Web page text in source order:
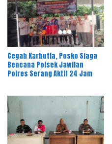
Cegah Karhutla, Posko Siaga
Bencana Polsek Jawilan
Polres Serang Aktif 24 Jam